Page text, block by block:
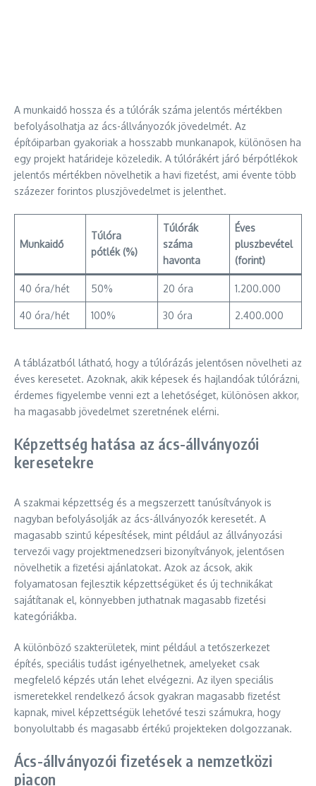
A munkaidő hossza és a túlórák száma jelentős mértékben
befolyásolhatja az ács-állványozók jövedelmét. Az
építőiparban gyakoriak a hosszabb munkanapok, különösen ha
egy projekt határideje közeledik. A túlórákért járó bérpótlékok
jelentős mértékben növelhetik a havi fizetést, ami évente több
százezer forintos pluszjövedelmet is jelenthet.
Munkaidő
Túlóra
pótlék (%)
Túlórák
száma
havonta
Éves
pluszbevétel
(forint)
40 óra/hét 50% 20 óra 1.200.000
40 óra/hét 100% 30 óra 2.400.000
A táblázatból látható, hogy a túlórázás jelentősen növelheti az
éves keresetet. Azoknak, akik képesek és hajlandóak túlórázni,
érdemes figyelembe venni ezt a lehetőséget, különösen akkor,
ha magasabb jövedelmet szeretnének elérni.
Képzettség hatása az ács-állványozói
keresetekre
A szakmai képzettség és a megszerzett tanúsítványok is
nagyban befolyásolják az ács-állványozók keresetét. A
magasabb szintű képesítések, mint például az állványozási
tervezői vagy projektmenedzseri bizonyítványok, jelentősen
növelhetik a fizetési ajánlatokat. Azok az ácsok, akik
folyamatosan fejlesztik képzettségüket és új technikákat
sajátítanak el, könnyebben juthatnak magasabb fizetési
kategóriákba.
A különböző szakterületek, mint például a tetőszerkezet
építés, speciális tudást igényelhetnek, amelyeket csak
megfelelő képzés után lehet elvégezni. Az ilyen speciális
ismeretekkel rendelkező ácsok gyakran magasabb fizetést
kapnak, mivel képzettségük lehetővé teszi számukra, hogy
bonyolultabb és magasabb értékű projekteken dolgozzanak.
Ács-állványozói fizetések a nemzetközi
piacon